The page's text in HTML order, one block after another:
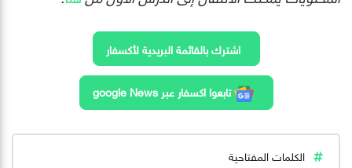
اشترك بالقائمة البريدية لأكسفار
تابعوا اكسفار عبر google News
الكلمات المفتاحية